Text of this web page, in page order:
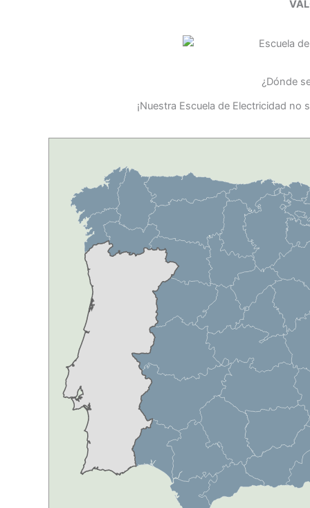
¿Dónde
¡Nuestra Escuela de Electricidad